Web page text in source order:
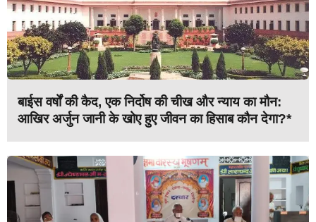
बाईस वर्षों की कैद, एक निर्दोष की चीख और न्याय का मौन:
आखिर अर्जुन जानी के खोए हुए जीवन का हिसाब कौन देगा?*